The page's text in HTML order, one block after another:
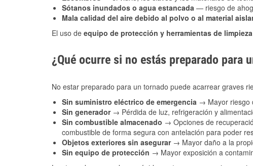
Sótanos inundados o agua estancada — riesgo de
Mala calidad del aire debido al polvo o al material
El uso de equipo de protección y herramientas de
¿Qué ocurre si no estás preparado para
No estar preparado para un tornado puede acarrear graves
Sin suministro eléctrico de emergencia → Mayor riesgo
Sin generador → Pérdida de luz, refrigeración y
Sin combustible almacenado → Opciones de
combustible de forma segura con antelación para poder
Objetos exteriores sin asegurar → Mayor daño a la
Sin equipo de protección → Mayor exposición a